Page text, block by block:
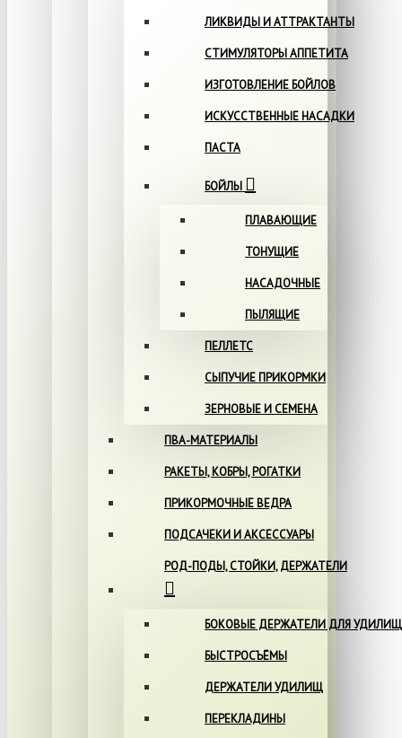
ЛИКВИДЫ И АТТРАКТАНТЫ
СТИМУЛЯТОРЫ АППЕТИТА
ИЗГОТОВЛЕНИЕ БОЙЛОВ
ИСКУССТВЕННЫЕ НАСАДКИ
ПАСТА
БОЙЛЫ
ПЛАВАЮЩИЕ
ТОНУЩИЕ
НАСАДОЧНЫЕ
ПЫЛЯЩИЕ
ПЕЛЛЕТС
СЫПУЧИЕ ПРИКОРМКИ
ЗЕРНОВЫЕ И СЕМЕНА
ПВА-МАТЕРИАЛЫ
РАКЕТЫ, КОБРЫ, РОГАТКИ
ПРИКОРМОЧНЫЕ ВЕДРА
ПОДСАЧЕКИ И АКСЕССУАРЫ
РОД-ПОДЫ, СТОЙКИ, ДЕРЖАТЕЛИ
БОКОВЫЕ ДЕРЖАТЕЛИ ДЛЯ УДИЛИЩ
БЫСТРОСЪЁМЫ
ДЕРЖАТЕЛИ УДИЛИЩ
ПЕРЕКЛАДИНЫ